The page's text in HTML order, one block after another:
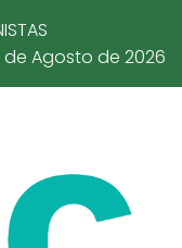
de Agosto de 2026